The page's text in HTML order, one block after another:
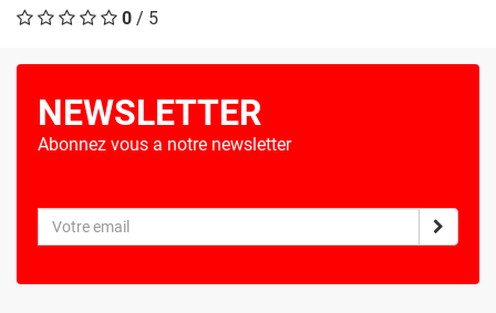
0 / 5
NEWSLETTER
Abonnez vous a notre newsletter